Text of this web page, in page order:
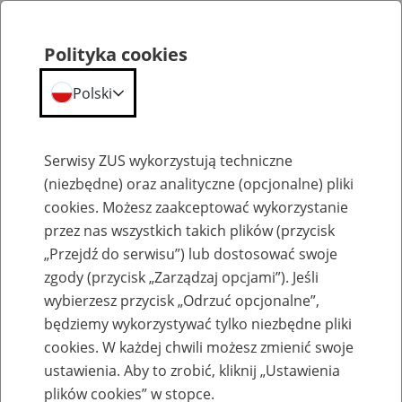
Emerytury
Baza zlikwidowanych lub
przekształconych zakładów pracy
Polityka cookies
Polski
Serwisy ZUS wykorzystują techniczne
(niezbędne) oraz analityczne (opcjonalne) pliki
cookies. Możesz zaakceptować wykorzystanie
przez nas wszystkich takich plików (przycisk
„Przejdź do serwisu”) lub dostosować swoje
zgody (przycisk „Zarządzaj opcjami”). Jeśli
wybierzesz przycisk „Odrzuć opcjonalne”,
będziemy wykorzystywać tylko niezbędne pliki
cookies. W każdej chwili możesz zmienić swoje
ustawienia. Aby to zrobić, kliknij „Ustawienia
plików cookies” w stopce.